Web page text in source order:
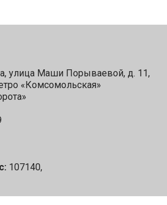
улица Маши Порываевой, д. 11,
«Комсомольская»
107140,